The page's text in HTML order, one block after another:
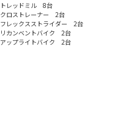
トレッドミル 8台
クロストレーナー 2台
フレックスストライダー 2台
リカンベントバイク 2台
アップライトバイク 2台